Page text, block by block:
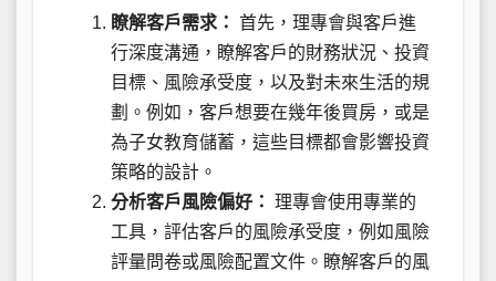
瞭解客戶需求： 首先，理專會與客戶進
行深度溝通，瞭解客戶的財務狀況、投資
目標、風險承受度，以及對未來生活的規
劃。例如，客戶想要在幾年後買房，或是
為子女教育儲蓄，這些目標都會影響投資
策略的設計。
分析客戶風險偏好： 理專會使用專業的
工具，評估客戶的風險承受度，例如風險
評量問卷或風險配置文件。瞭解客戶的風